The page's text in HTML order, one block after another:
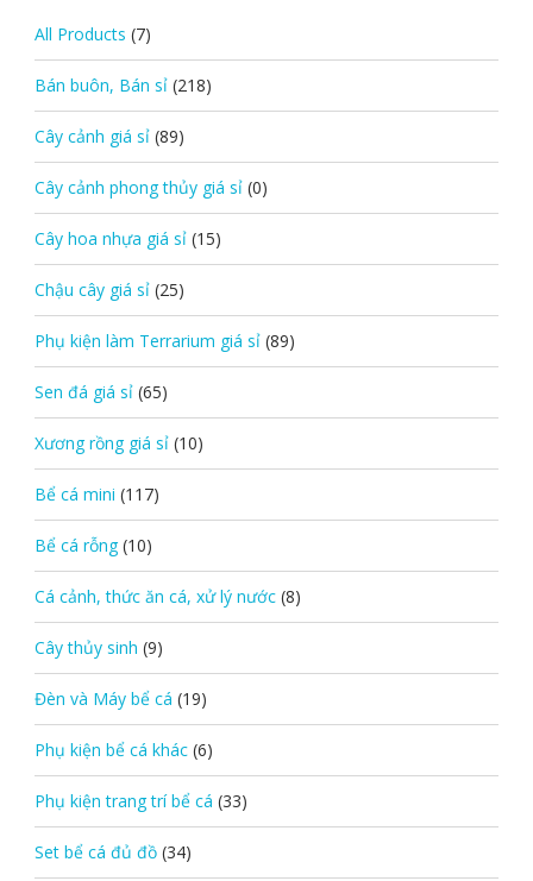
All Products (7)
Bán buôn, Bán sỉ (218)
Cây cảnh giá sỉ (89)
Cây cảnh phong thủy giá sỉ (0)
Cây hoa nhựa giá sỉ (15)
Chậu cây giá sỉ (25)
Phụ kiện làm Terrarium giá sỉ (89)
Sen đá giá sỉ (65)
Xương rồng giá sỉ (10)
Bể cá mini (117)
Bể cá rỗng (10)
Cá cảnh, thức ăn cá, xử lý nước (8)
Cây thủy sinh (9)
Đèn và Máy bể cá (19)
Phụ kiện bể cá khác (6)
Phụ kiện trang trí bể cá (33)
Set bể cá đủ đồ (34)